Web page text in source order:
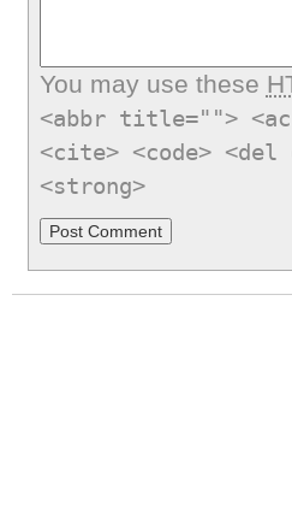
You may use these
<abbr title="">
<cite> <code>
<strong>